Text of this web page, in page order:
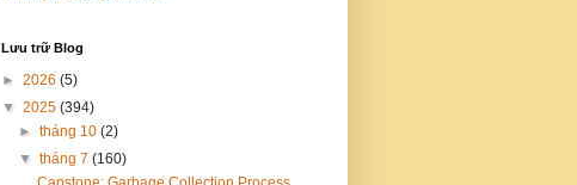
Lưu trữ Blog
► 2026 (5)
▼ 2025 (394)
►tháng 10(2)
▼tháng 7(160)